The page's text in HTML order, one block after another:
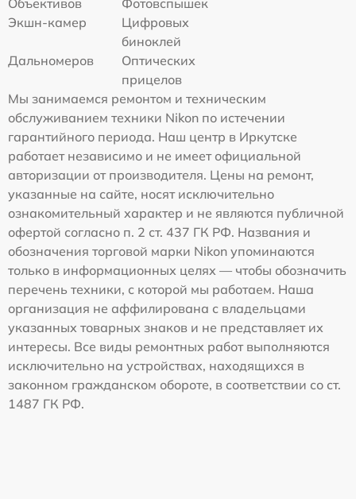
Экшн-камер
Цифровых
биноклей
Дальномеров
Оптических
прицелов
Мы занимаемся ремонтом и техническим
обслуживанием техники Nikon по истечении
гарантийного периода. Наш центр в Иркутске
работает независимо и не имеет официальной
авторизации от производителя. Цены на ремонт,
указанные на сайте, носят исключительно
ознакомительный характер и не являются публичной
офертой согласно п. 2 ст. 437 ГК РФ. Названия и
обозначения торговой марки Nikon упоминаются
только в информационных целях — чтобы обозначить
перечень техники, с которой мы работаем. Наша
организация не аффилирована с владельцами
указанных товарных знаков и не представляет их
интересы. Все виды ремонтных работ выполняются
исключительно на устройствах, находящихся в
законном гражданском обороте, в соответствии со ст.
1487 ГК РФ.